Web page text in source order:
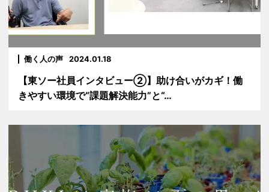
働く人の声 2024.01.18
【東ソー社員インタビュー②】助け合いがカギ！働
きやすい環境で“課題解決能力”と“…